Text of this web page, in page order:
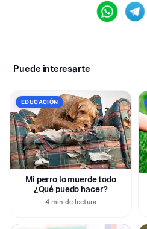
Puede interesarte
EDUCACIÓN
Mi perro lo muerde todo
¿Qué puedo hacer?
4 min de lectura